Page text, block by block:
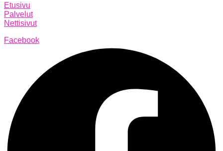
Etusivu
Palvelut
Nettisivut
Facebook